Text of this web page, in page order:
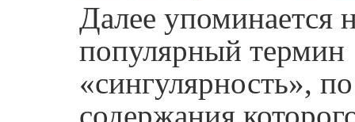
Далее упоминается
популярный термин
«сингулярность»,